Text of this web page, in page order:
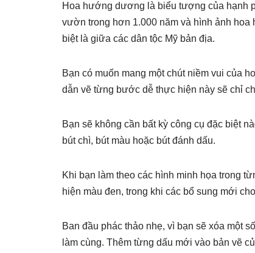
Hoa hướng dương là biểu tượng của hạnh
vườn trong hơn 1.000 năm và hình ảnh
biệt là giữa các dân tộc Mỹ bản địa.
Bạn có muốn mang một chút niềm vui của
dẫn vẽ từng bước dễ thực hiện này sẽ chỉ
Bạn sẽ không cần bất kỳ công cụ đặc biệt
bút chì, bút màu hoặc bút đánh dấu.
Khi bạn làm theo các hình minh họa trong
hiện màu đen, trong khi các bổ sung mới
Ban đầu phác thảo nhẹ, vì bạn sẽ xóa một
làm cùng. Thêm từng dấu mới vào bản vẽ